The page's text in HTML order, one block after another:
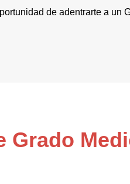
de adentrarte a un
Grado